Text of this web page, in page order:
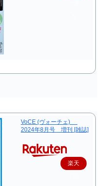
VoCE (ヴォーチェ)
2024年8月号 増刊 [雑誌]
楽天